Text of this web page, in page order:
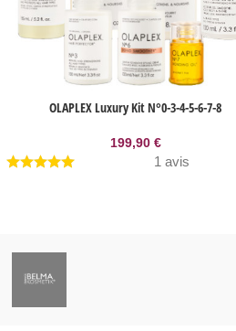
OLAPLEX Luxury Kit N°0-3-4-5-6-7-8
199,90 €
1 avis